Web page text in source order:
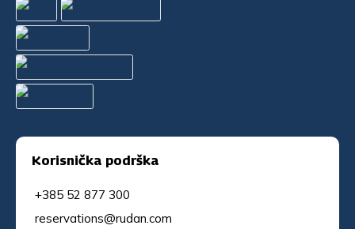
Korisnička podrška
+385 52 877 300
reservations@rudan.com